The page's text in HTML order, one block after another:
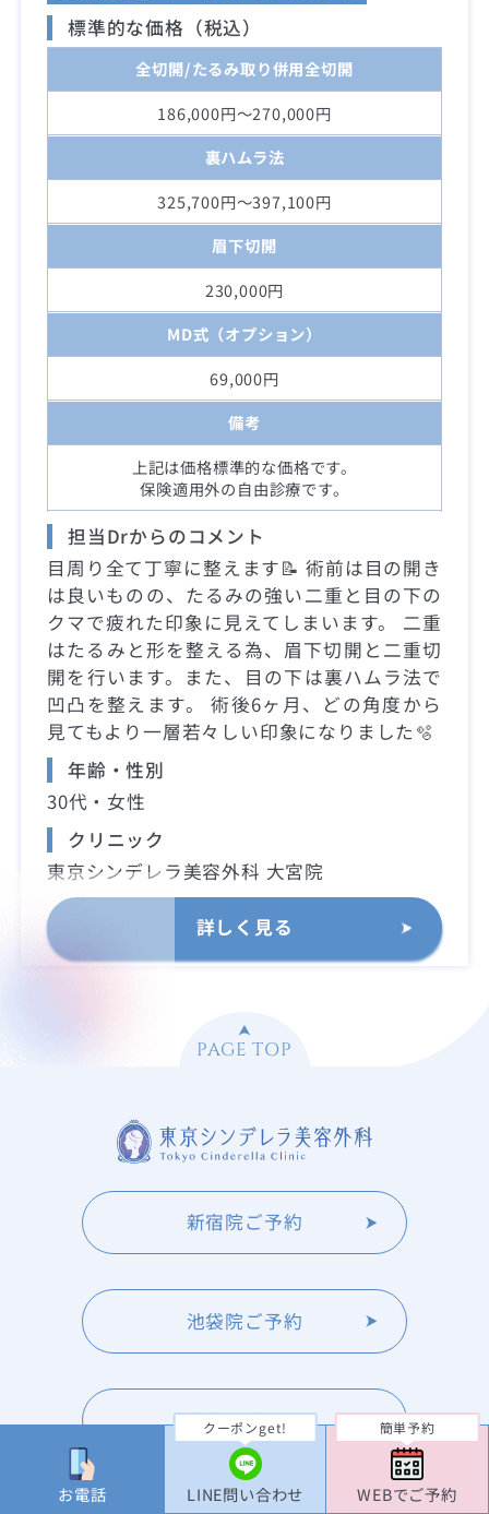
お電話
クーポンget!
LINE問い合わせ
簡単予約
WEBでご予約
標準的な価格（税込）
全切開/たるみ取り併用全切開
186,000円～270,000円
裏ハムラ法
325,700円～397,100円
眉下切開
230,000円
MD式（オプション）
69,000円
備考
上記は価格標準的な価格です。
保険適用外の自由診療です。
担当Drからのコメント
目周り全て丁寧に整えます📝 術前は目の開き
は良いものの、たるみの強い二重と目の下の
クマで疲れた印象に見えてしまいます。 二重
はたるみと形を整える為、眉下切開と二重切
開を行います。また、目の下は裏ハムラ法で
凹凸を整えます。 術後6ヶ月、どの角度から
見てもより一層若々しい印象になりました🫧
年齢・性別
30代・女性
クリニック
東京シンデレラ美容外科 大宮院
詳しく見る
PAGE TOP
新宿院ご予約
池袋院ご予約
大宮院ご予約